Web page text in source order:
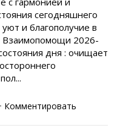
сегодняшнего
и благополучие в
2026-
дня : очищает
Комментировать